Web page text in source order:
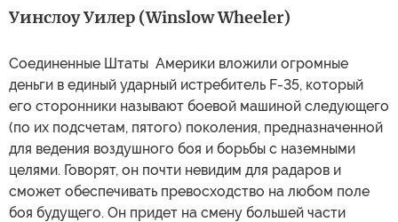
Уинслоу Уилер (Winslow Wheeler)
Соединенные Штаты Америки вложили огромные
деньги в единый ударный истребитель F-35, который
его сторонники называют боевой машиной следующего
(по их подсчетам, пятого) поколения, предназначенной
для ведения воздушного боя и борьбы с наземными
целями. Говорят, он почти невидим для радаров и
сможет обеспечивать превосходство на любом поле
боя будущего. Он придет на смену большей части